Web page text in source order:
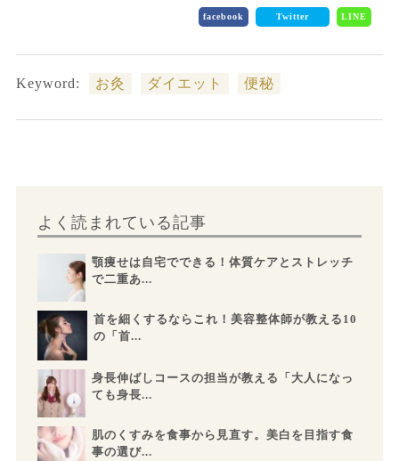
facebook Twitter LINE
Keyword: お灸 ダイエット 便秘
よく読まれている記事
顎痩せは自宅でできる！体質ケアとストレッチ
で二重あ...
首を細くするならこれ！美容整体師が教える10
の「首...
身長伸ばしコースの担当が教える「大人になっ
ても身長...
肌のくすみを食事から見直す。美白を目指す食
事の選び...